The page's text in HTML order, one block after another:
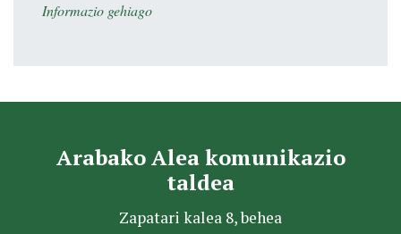
Informazio gehiago
Arabako Alea komunikazio
taldea
Zapatari kalea 8, behea